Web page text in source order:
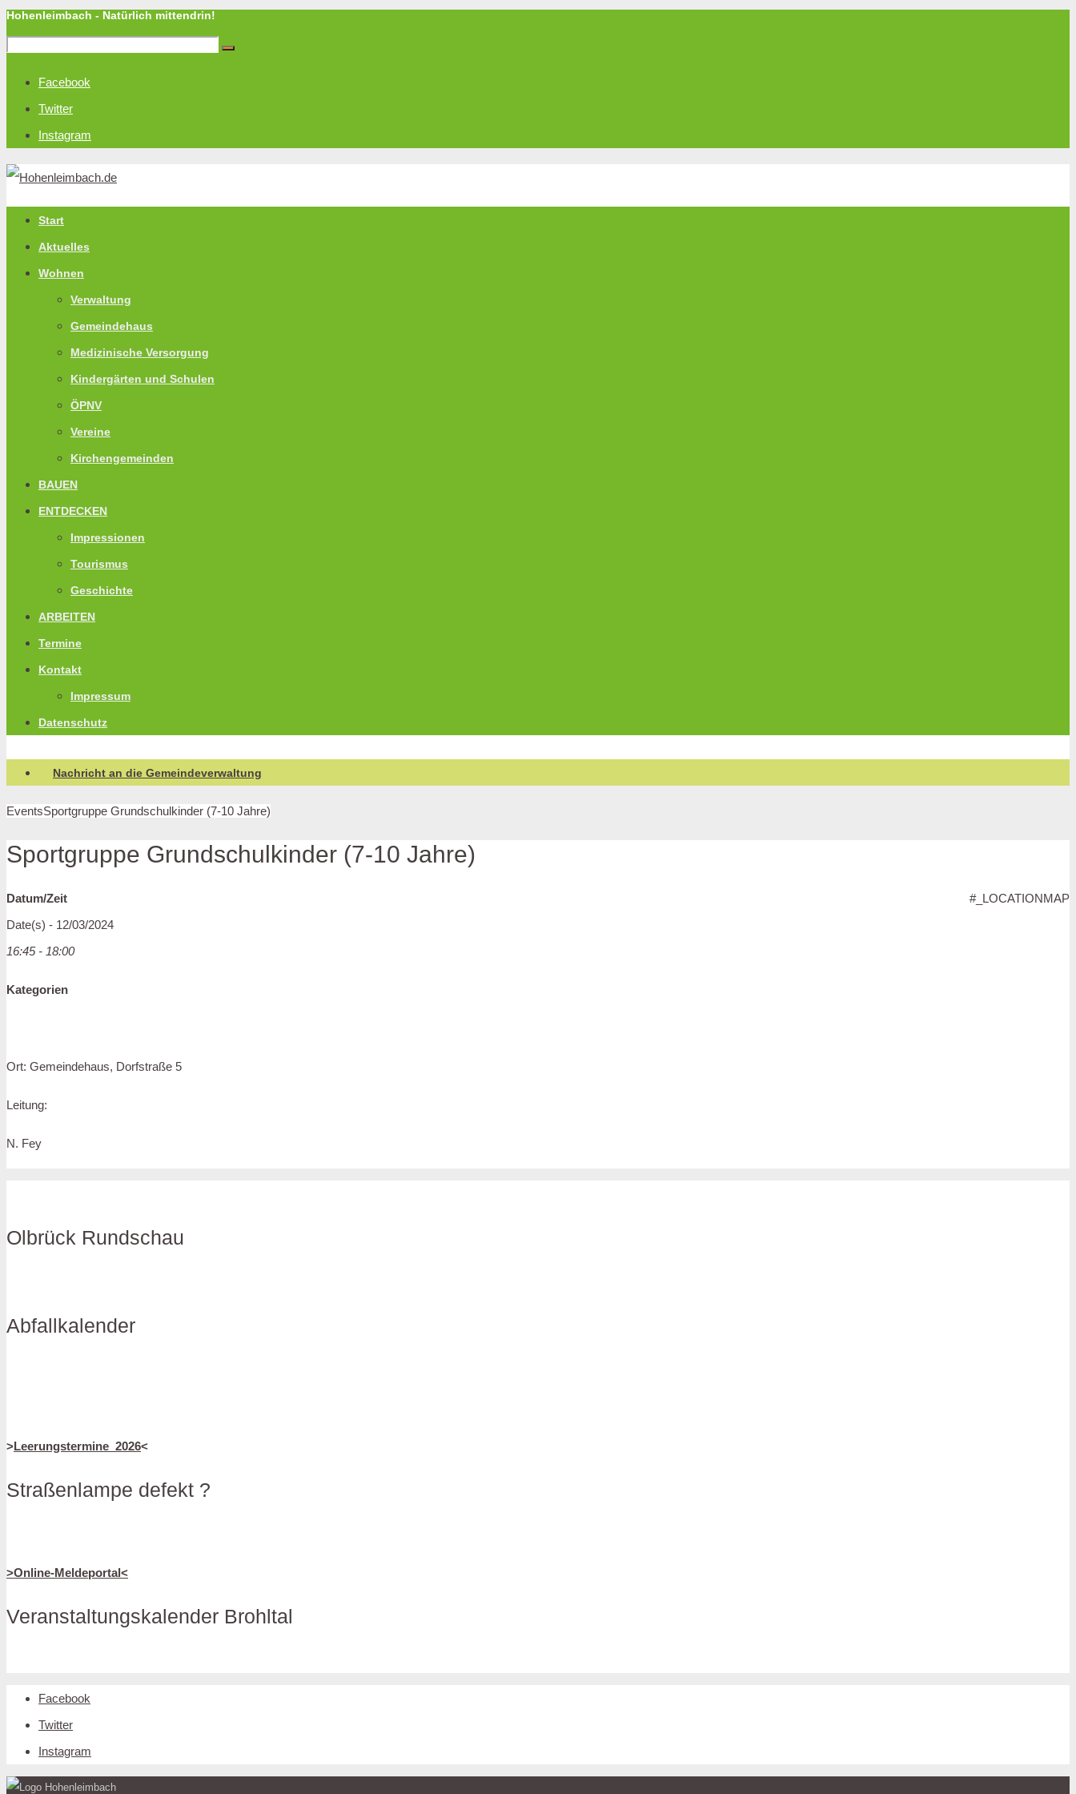
Hohenleimbach - Natürlich mittendrin!
Facebook
Twitter
Instagram
Start
Aktuelles
Wohnen
Verwaltung
Gemeindehaus
Medizinische Versorgung
Kindergärten und Schulen
ÖPNV
Vereine
Kirchengemeinden
BAUEN
ENTDECKEN
Impressionen
Tourismus
Geschichte
ARBEITEN
Termine
Kontakt
Impressum
Datenschutz
Nachricht an die Gemeindeverwaltung
EventsSportgruppe Grundschulkinder (7-10 Jahre)
Sportgruppe Grundschulkinder (7-10 Jahre)
#_LOCATIONMAP
Datum/Zeit
Date(s) - 12/03/2024
16:45 - 18:00
Kategorien
Ort: Gemeindehaus, Dorfstraße 5
Leitung:
N. Fey
Olbrück Rundschau
Abfallkalender
>Leerungstermine_2026<
Straßenlampe defekt ?
>Online-Meldeportal<
Veranstaltungskalender Brohltal
Facebook
Twitter
Instagram